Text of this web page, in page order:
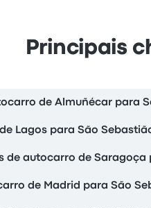
Principais
de Almuñécar para
Lagos para São
de autocarro de Saragoça
de Madrid para São